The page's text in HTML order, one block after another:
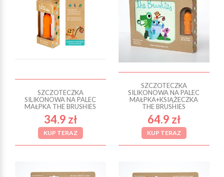
SZCZOTECZKA
SILIKONOWA NA PALEC
MAŁPKA THE BRUSHIES
34.9 zł
KUP TERAZ
SZCZOTECZKA
SILIKONOWA NA PALEC
MAŁPKA+KSIĄŻECZKA
THE BRUSHIES
64.9 zł
KUP TERAZ